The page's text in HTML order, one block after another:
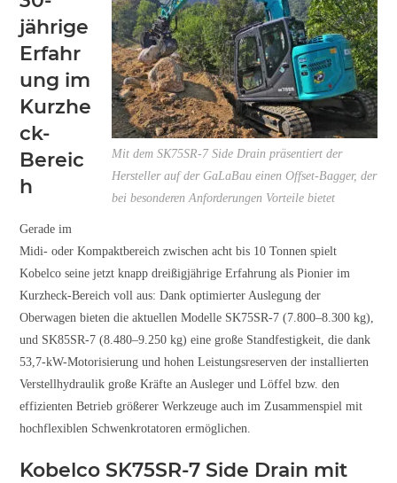
Mit dem SK75SR-7 Side Drain präsentiert der
Hersteller auf der GaLaBau einen Offset-Bagger, der
bei besonderen Anforderungen Vorteile bietet
jährige
Erfahr
ung im
Kurzhe
ck-
Bereic
h
Gerade im
Midi- oder Kompaktbereich zwischen acht bis 10 Tonnen spielt
Kobelco seine jetzt knapp dreißigjährige Erfahrung als Pionier im
Kurzheck-Bereich voll aus: Dank optimierter Auslegung der
Oberwagen bieten die aktuellen Modelle SK75SR-7 (7.800–8.300 kg),
und SK85SR-7 (8.480–9.250 kg) eine große Standfestigkeit, die dank
53,7-kW-Motorisierung und hohen Leistungsreserven der installierten
Verstellhydraulik große Kräfte an Ausleger und Löffel bzw. den
effizienten Betrieb größerer Werkzeuge auch im Zusammenspiel mit
hochflexiblen Schwenkrotatoren ermöglichen.
Kobelco SK75SR-7 Side Drain mit